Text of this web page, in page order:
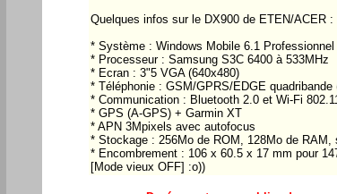
Quelques infos sur le DX900 de ETEN/ACER :
* Système : Windows Mobile 6.1 Professionnel
* Processeur : Samsung S3C 6400 à 533MHz
* Ecran : 3"5 VGA (640x480)
* Téléphonie : GSM/GPRS/EDGE
* Communication : Bluetooth 2.0 et Wi-Fi
* GPS (A-GPS) + Garmin XT
* APN 3Mpixels avec autofocus
* Stockage : 256Mo de ROM, 128Mo de RAM,
* Encombrement : 106 x 60.5 x 17 mm pour
[Mode vieux OFF] :o))